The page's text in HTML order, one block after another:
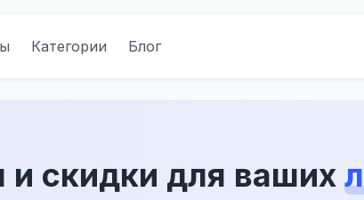
Категории Блог
скидки для ваших